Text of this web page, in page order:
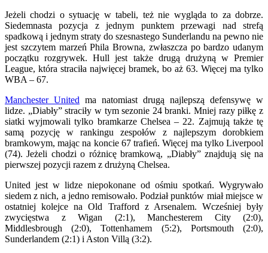
Jeżeli chodzi o sytuację w tabeli, też nie wygląda to za dobrze.
Siedemnasta pozycja z jednym punktem przewagi nad strefą
spadkową i jednym straty do szesnastego Sunderlandu na pewno nie
jest szczytem marzeń Phila Browna, zwłaszcza po bardzo udanym
początku rozgrywek. Hull jest także drugą drużyną w Premier
League, która straciła najwięcej bramek, bo aż 63. Więcej ma tylko
WBA – 67.
Manchester United ma natomiast drugą najlepszą defensywę w
lidze. „Diabły” straciły w tym sezonie 24 branki. Mniej razy piłkę z
siatki wyjmowali tylko bramkarze Chelsea – 22. Zajmują także tę
samą pozycję w rankingu zespołów z najlepszym dorobkiem
bramkowym, mając na koncie 67 trafień. Więcej ma tylko Liverpool
(74). Jeżeli chodzi o różnicę bramkową, „Diabły” znajdują się na
pierwszej pozycji razem z drużyną Chelsea.
United jest w lidze niepokonane od ośmiu spotkań. Wygrywało
siedem z nich, a jedno remisowało. Podział punktów miał miejsce w
ostatniej kolejce na Old Trafford z Arsenalem. Wcześniej były
zwycięstwa z Wigan (2:1), Manchesterem City (2:0),
Middlesbrough (2:0), Tottenhamem (5:2), Portsmouth (2:0),
Sunderlandem (2:1) i Aston Villą (3:2).